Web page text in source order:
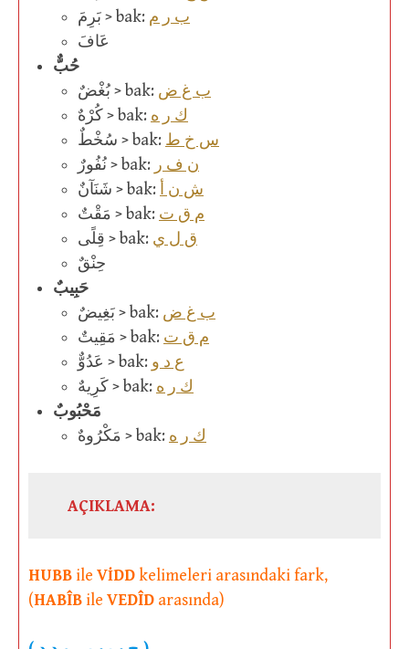
بَرِمَ > bak: ب ر م
عَافَ
حُبٌّ
بُغْضٌ > bak: ب غ ض
كُرْهٌ > bak: ك ر ه
سُخْطٌ > bak: س خ ط
نُفُورٌ > bak: ن ف ر
شَنَآنٌ > bak:
ش ن أ
مَقْتٌ > bak: م ق ت
قِلًى > bak: ق ل ي
حِنْقٌ
حَبِيبٌ
بَغِيضٌ > bak: ب غ ض
مَقِيتٌ > bak: م ق ت
عَدُوٌّ > bak: ع د و
كَرِيهٌ > bak: ك ر ه
مَحْبُوبٌ
مَكْرُوهٌ > bak: ك ر ه
AÇIKLAMA:
HUBBile VİDDkelimeleri arasındaki fark,
(HABÎBile VEDÎD arasında)